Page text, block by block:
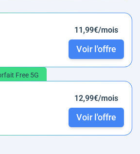
11,99€/mois
Voir l'offre
Free 5G
12,99€/mois
Voir l'offre